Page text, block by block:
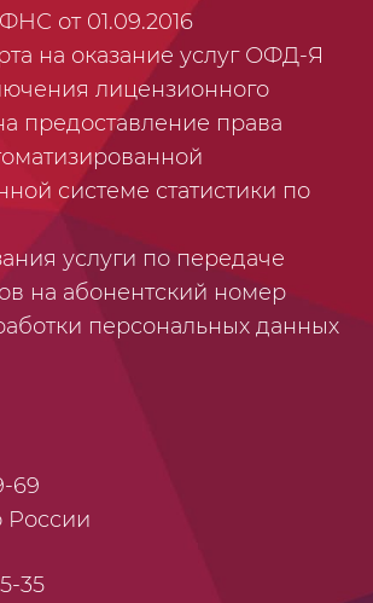
от 01.09.2016
на оказание услуг ОФД-Я
лицензионного
предоставление права
системе статистики по
услуги по передаче
на абонентский номер
персональных данных
69
России
35